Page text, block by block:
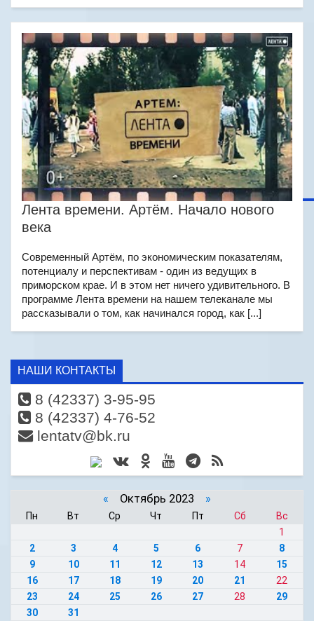
Лента времени. Артём. Начало нового
века
Современный Артём, по экономическим показателям,
потенциалу и перспективам - один из ведущих в
приморском крае. И в этом нет ничего удивительного. В
программе Лента времени на нашем телеканале мы
рассказывали о том, как начинался город, как [...]
НАШИ КОНТАКТЫ
8 (42337) 3-95-95
8 (42337) 4-76-52
lentatv@bk.ru
« Октябрь 2023 »
Пн Вт Ср Чт Пт Сб
Вс
1
2
3 4 5 6 7
8
9
10 11 12 13 14
15
16
17 18 19 20 21
22
23
24 25 26 27 28
29
30
31